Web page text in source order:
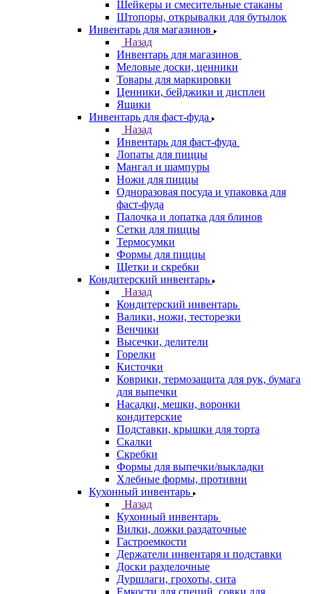
Шейкеры и смесительные стаканы
Штопоры, открывалки для бутылок
Инвентарь для магазинов
Назад
Инвентарь для магазинов
Меловые доски, ценники
Товары для маркировки
Ценники, бейджики и дисплеи
Ящики
Инвентарь для фаст-фуда
Назад
Инвентарь для фаст-фуда
Лопаты для пиццы
Мангал и шампуры
Ножи для пиццы
Одноразовая посуда и упаковка для
фаст-фуда
Палочка и лопатка для блинов
Сетки для пиццы
Термосумки
Формы для пиццы
Щетки и скребки
Кондитерский инвентарь
Назад
Кондитерский инвентарь
Валики, ножи, тесторезки
Венчики
Высечки, делители
Горелки
Кисточки
Коврики, термозащита для рук, бумага
для выпечки
Насадки, мешки, воронки
кондитерские
Подставки, крышки для торта
Скалки
Скребки
Формы для выпечки/выкладки
Хлебные формы, противни
Кухонный инвентарь
Назад
Кухонный инвентарь
Вилки, ложки раздаточные
Гастроемкости
Держатели инвентаря и подставки
Доски разделочные
Дуршлаги, грохоты, сита
Емкости для специй, совки для